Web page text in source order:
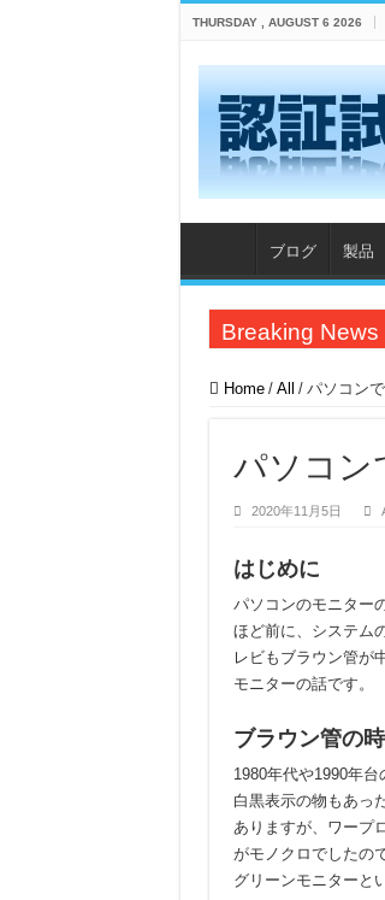
THURSDAY , AUGUST 6 2026
ブログ 製品
Breaking News
Home / All / パソコン
パソコン
2020年11月5日
はじめに
パソコンのモニター
ほど前に、システム
レビもブラウン管が
モニターの話です。
ブラウン管の
1980年代や1990年
白黒表示の物もあっ
ありますが、ワープ
がモノクロでしたの
グリーンモニターと